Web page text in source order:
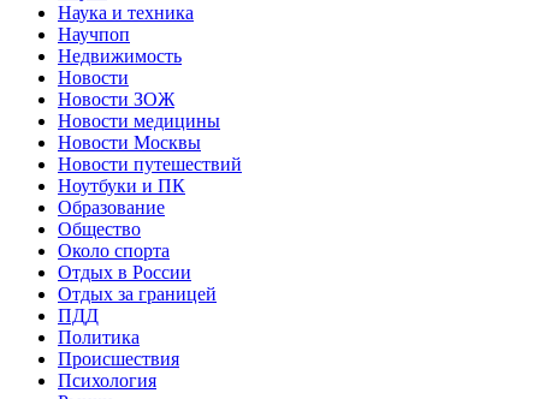
Наука и техника
Научпоп
Недвижимость
Новости
Новости ЗОЖ
Новости медицины
Новости Москвы
Новости путешествий
Ноутбуки и ПК
Образование
Общество
Около спорта
Отдых в России
Отдых за границей
ПДД
Политика
Происшествия
Психология